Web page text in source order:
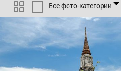
Все фото-категории